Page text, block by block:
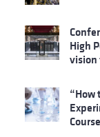
High
vision
“How